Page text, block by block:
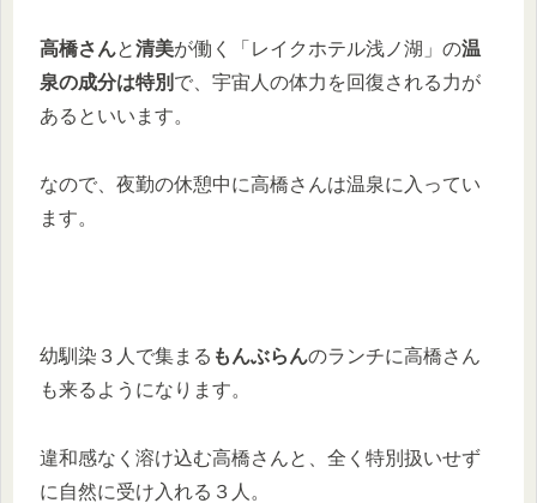
高橋さんと清美が働く「レイクホテル浅ノ湖」の温
泉の成分は特別 で、宇宙人の体力を回復される力が
あるといいます。
なので、夜勤の休憩中に高橋さんは温泉に入ってい
ます。
幼馴染３人で集まる もんぶらんのランチに高橋さん
も来るようになります。
違和感なく溶け込む高橋さんと、全く特別扱いせず
に自然に受け入れる３人。